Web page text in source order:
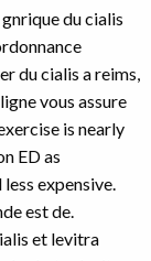
du cialis
du cialis a reims,
vous assure
is nearly
ED as
expensive.
est de.
et levitra